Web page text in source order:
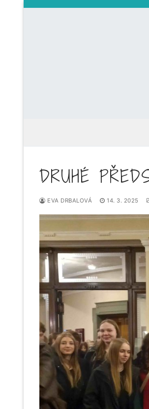
Přeskočit
DRUHÉ
EVA DRBALOVÁ 14. 3. 2025